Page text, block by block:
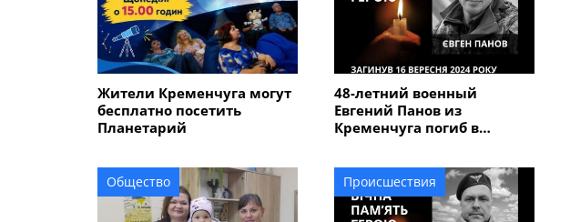
Жители Кременчуга могут
бесплатно посетить
Планетарий
48-летний военный
Евгений Панов из
Кременчуга погиб в
Общество Происшествия